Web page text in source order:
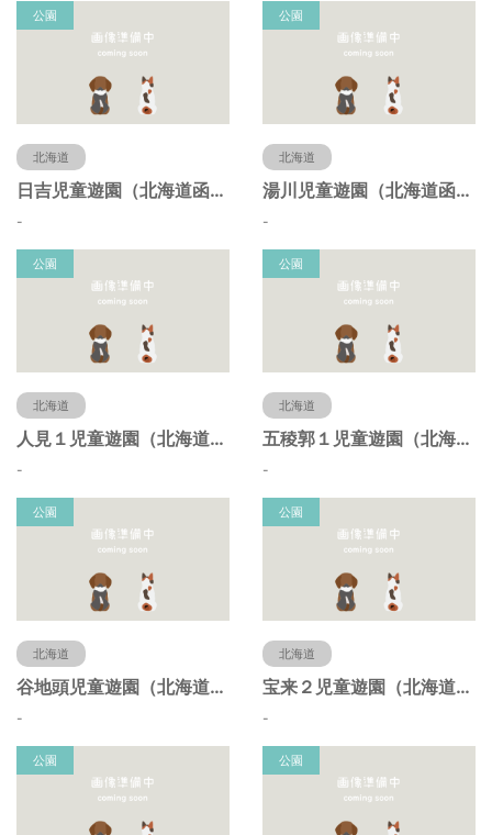
公園
北海道
日吉児童遊園（北海道函館市）
-
公園
北海道
湯川児童遊園（北海道函館市）
-
公園
北海道
人見１児童遊園（北海道函館市）
-
公園
北海道
五稜郭１児童遊園（北海道函館市）
-
公園
北海道
谷地頭児童遊園（北海道函館市）
-
公園
北海道
宝来２児童遊園（北海道函館市）
-
公園 公園